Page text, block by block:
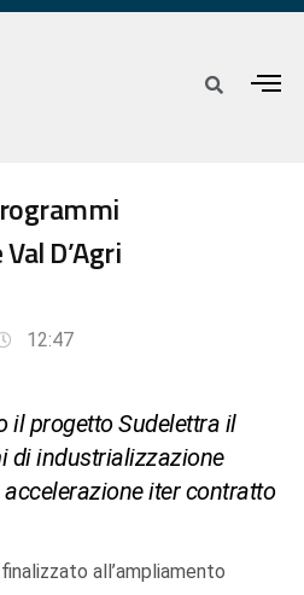
D’Agri
12:47
il progetto Sudelettra il
di industrializzazione
accelerazione iter contratto
all’ampliamento